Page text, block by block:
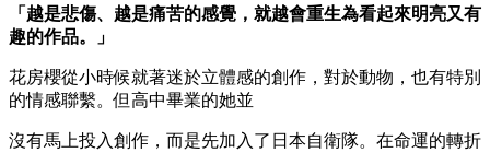
「越是悲傷、越是痛苦的感覺，就越會重生為看起來明亮又有
趣的作品。」
花房櫻從小時候就著迷於立體感的創作，對於動物，也有特別
的情感聯繫。但高中畢業的她並
沒有馬上投入創作，而是先加入了日本自衛隊。在命運的轉折